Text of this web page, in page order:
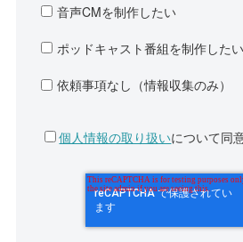
音声CMを制作したい
ポッドキャスト番組を制作したい
依頼事項なし（情報収集のみ）
個人情報の取り扱いについて同